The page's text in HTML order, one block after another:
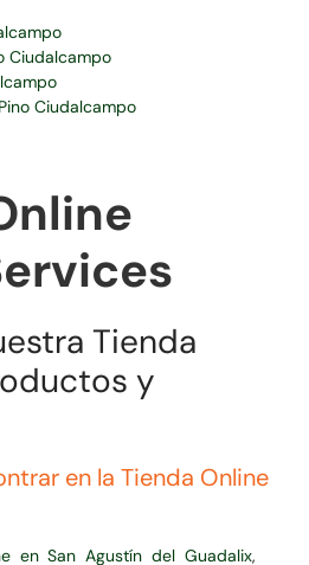
Ciudalcampo
Ciudalcampo
Tienda
y
en la Tienda Online
en San Agustín del Guadalix,